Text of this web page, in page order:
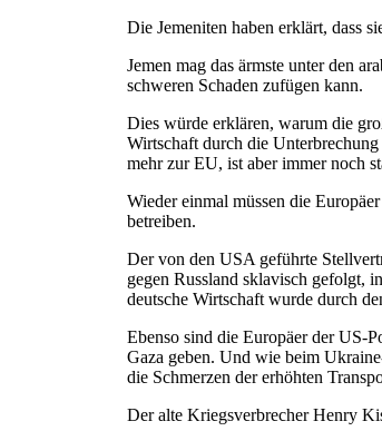
Die Jemeniten haben erklärt, dass
Jemen mag das ärmste unter den
schweren Schaden zufügen kann.
Dies würde erklären, warum die
Wirtschaft durch die
mehr zur EU, ist aber immer noch
Wieder einmal müssen die
betreiben.
Der von den USA geführte
gegen Russland sklavisch gefolgt,
deutsche Wirtschaft wurde durch
Ebenso sind die Europäer der US-
Gaza geben. Und wie beim
die Schmerzen der erhöhten
Der alte Kriegsverbrecher Henry